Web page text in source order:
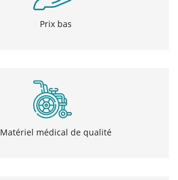
Prix bas
Matériel médical de qualité